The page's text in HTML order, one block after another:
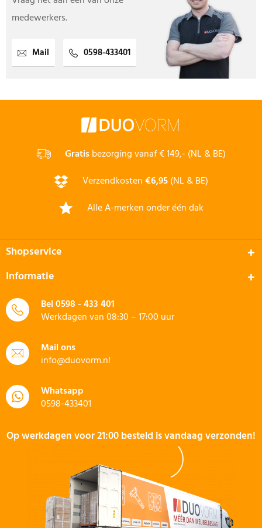
medewerkers.
Mail 0598-433401
Gratisbezorging vanaf € 149,- (NL & BE)
Verzendkosten€6,95(NL & BE)
Alle A-merken onder één dak
Shopservice
Informatie
Bel0598 - 433 401
Werkdagen van 08:30 – 17:00 uur
Mail ons
info@duovorm.nl
Whatsapp
0598-433401
Op werkdagen voor 21:00 besteld is vandaag verzonden!